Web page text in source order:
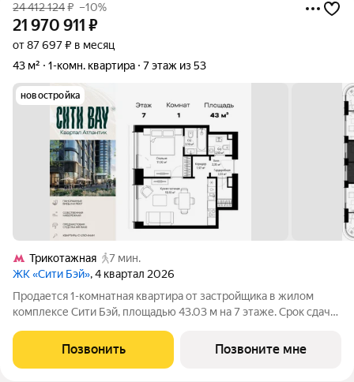
24 412 124₽ –10%
21 970 911 ₽
от 87 697 ₽ в месяц
43 м²
1-комн. квартира 7 этаж из 53
новостройка
Трикотажная
7 мин.
ЖК «Сити Бэй», 4 квартал 2026
Продается 1-комнатная квартира от застройщика в жилом
комплексе Сити Бэй, площадью 43.03 м на 7 этаже. Срок сдачи
настоящий город в городе с отлично развитой
инфраструктурой и собственной
Позвонить Позвоните мне